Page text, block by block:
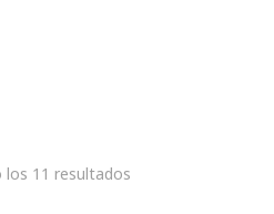
los 11 resultados